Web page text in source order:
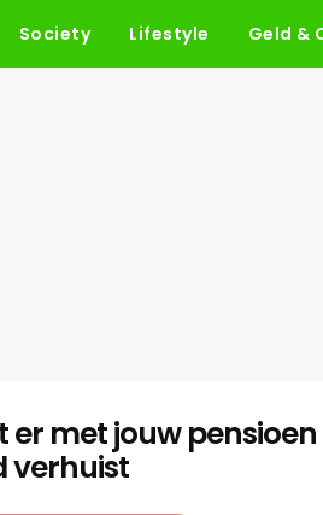
Society Lifestyle Geld &
er met jouw
verhuist